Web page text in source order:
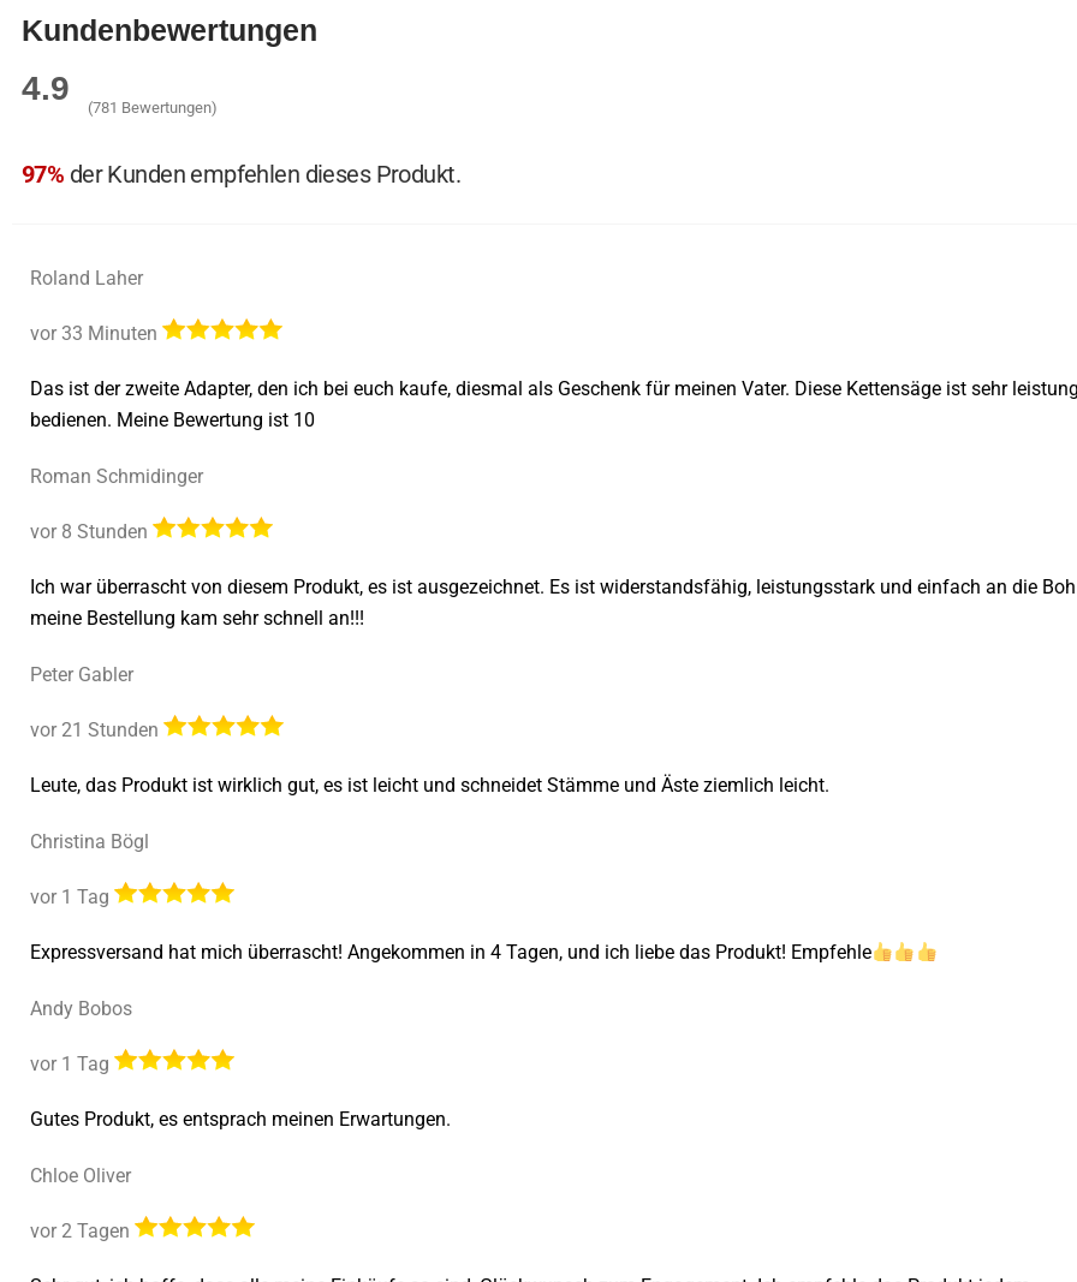
Kundenbewertungen
4.9
(781 Bewertungen)
97% der Kunden empfehlen dieses Produkt.
Roland Laher
vor 33 Minuten
Das ist der zweite Adapter, den ich bei euch kaufe, diesmal als Geschenk für meinen Vater. Diese Kettensäge ist sehr
bedienen. Meine Bewertung ist 10
Roman Schmidinger
vor 8 Stunden
Ich war überrascht von diesem Produkt, es ist ausgezeichnet. Es ist widerstandsfähig, leistungsstark und einfach an die
meine Bestellung kam sehr schnell an!!!
Peter Gabler
vor 21 Stunden
Leute, das Produkt ist wirklich gut, es ist leicht und schneidet Stämme und Äste ziemlich leicht.
Christina Bögl
vor 1 Tag
Expressversand hat mich überrascht! Angekommen in 4 Tagen, und ich liebe das Produkt! Empfehle
Andy Bobos
vor 1 Tag
Gutes Produkt, es entsprach meinen Erwartungen.
Chloe Oliver
vor 2 Tagen